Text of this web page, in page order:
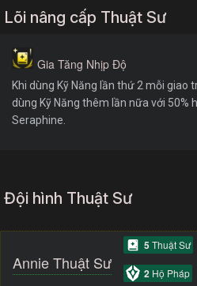
Lõi nâng cấp Thuật Sư
Gia Tăng Nhịp Độ
Khi dùng Kỹ Năng lần thứ 2 mỗi giao
dùng Kỹ Năng thêm lần nữa với 50%
Seraphine.
Đội hình Thuật Sư
Annie Thuật Sư
5Thuật Sư
2 Hộ Pháp